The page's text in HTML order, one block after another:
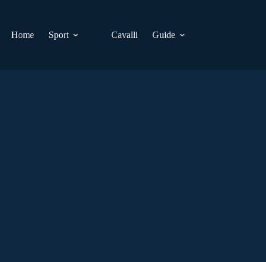
Home
Sport Cavalli Guide